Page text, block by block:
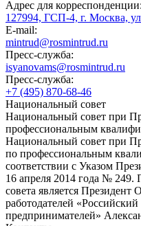
Адрес для корреспонденции:
127994, ГСП-4, г. Москва,
E-mail:
mintrud@rosmintrud.ru
Пресс-служба:
isyanovams@rosmintrud.ru
Пресс-служба:
+7 (495) 870-68-46
Национальный совет
Национальный совет при
профессиональным
Национальный совет при
по профессиональным
соответствии с Указом
16 апреля 2014 года № 249.
совета является
работодателей
предпринимателей»